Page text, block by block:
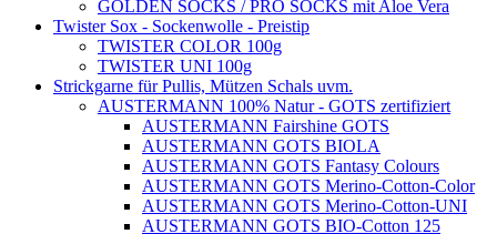
GOLDEN SOCKS / PRO SOCKS mit Aloe Vera
Twister Sox - Sockenwolle - Preistip
TWISTER COLOR 100g
TWISTER UNI 100g
Strickgarne für Pullis, Mützen Schals uvm.
AUSTERMANN 100% Natur - GOTS zertifiziert
AUSTERMANN Fairshine GOTS
AUSTERMANN GOTS BIOLA
AUSTERMANN GOTS Fantasy Colours
AUSTERMANN GOTS Merino-Cotton-Color
AUSTERMANN GOTS Merino-Cotton-UNI
AUSTERMANN GOTS BIO-Cotton 125